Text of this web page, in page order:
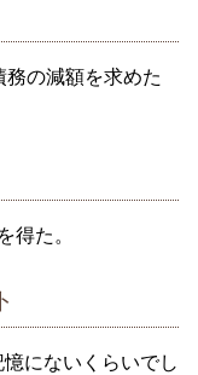
の減額を求めた
得た。
にないくらいでし